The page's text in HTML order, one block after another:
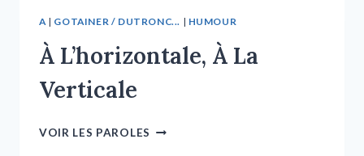
A| GOTAINER / DUTRONC... | HUMOUR
À L’horizontale, À La
Verticale
VOIR LES PAROLES